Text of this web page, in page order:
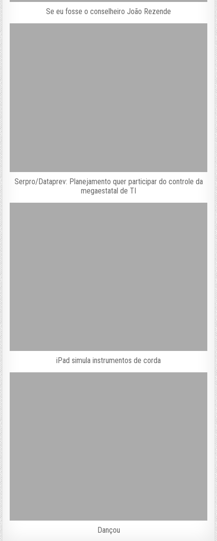
Se eu fosse o conselheiro João Rezende
Serpro/Dataprev: Planejamento quer participar do controle da
megaestatal de TI
iPad simula instrumentos de corda
Dançou